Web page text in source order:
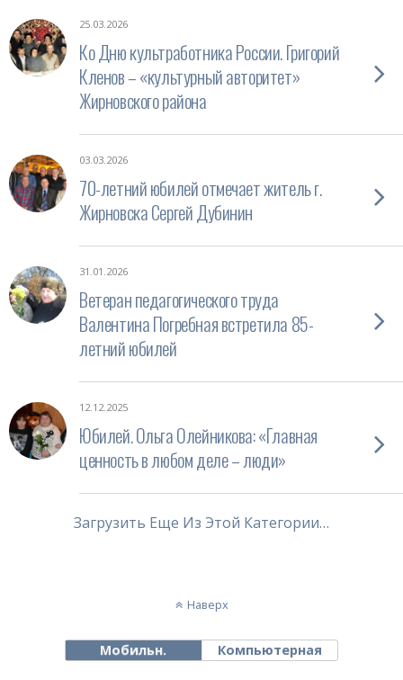
25.03.2026
Ко Дню культработника России. Григорий
Кленов – «культурный авторитет»
Жирновского района
03.03.2026
70-летний юбилей отмечает житель г.
Жирновска Сергей Дубинин
31.01.2026
Ветеран педагогического труда
Валентина Погребная встретила 85-
летний юбилей
12.12.2025
Юбилей. Ольга Олейникова: «Главная
ценность в любом деле – люди»
Загрузить Еще Из Этой Категории…
Наверх
Мобильн. Компьютерная